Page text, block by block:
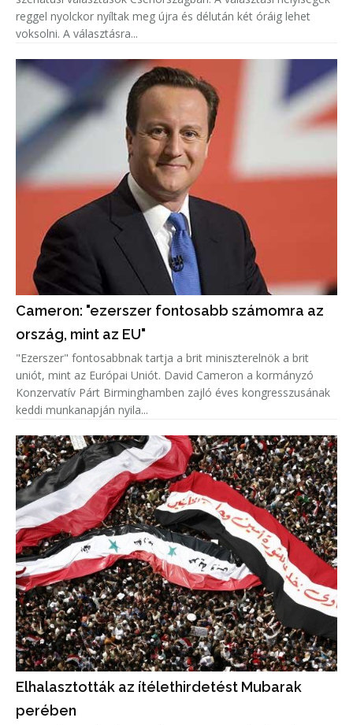
reggel nyolckor nyíltak meg újra és délután két óráig lehet
voksolni. A választásra...
Cameron: "ezerszer fontosabb számomra az
ország, mint az EU"
"Ezerszer" fontosabbnak tartja a brit miniszterelnök a brit
uniót, mint az Európai Uniót. David Cameron a kormányzó
Konzervatív Párt Birminghamben zajló éves kongresszusának
keddi munkanapján nyila...
Elhalasztották az ítélethirdetést Mubarak
perében